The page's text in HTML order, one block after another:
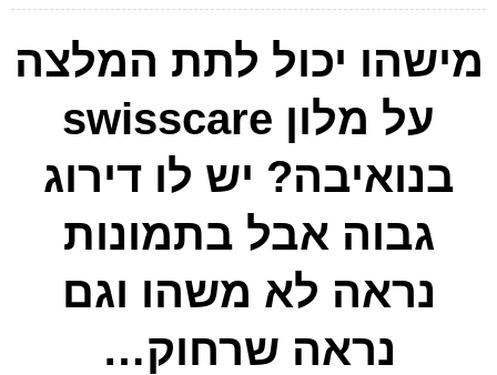
מישהו יכול לתת המלצה
על מלון swisscare
בנואיבה? יש לו דירוג
גבוה אבל בתמונות
נראה לא משהו וגם
נראה שרחוק…